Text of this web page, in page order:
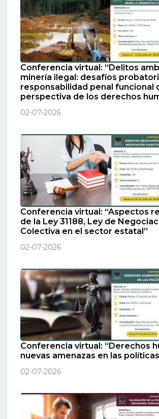
Conferencia virtual: “Delitos
minería ilegal: desafíos
responsabilidad penal funcional
perspectiva de los derechos
02-07-2026
Conferencia virtual: “Aspectos
de la Ley 31188, Ley de
Colectiva en el sector estatal”
02-07-2026
Conferencia virtual: “Derechos
nuevas amenazas en las
02-07-2026